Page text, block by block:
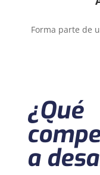
Forma parte de
¿Qué
a